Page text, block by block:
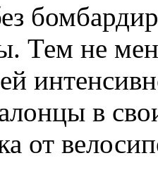
Тем не
в
от